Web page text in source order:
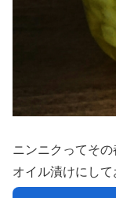
ニンニクってそ
オイル漬けにし